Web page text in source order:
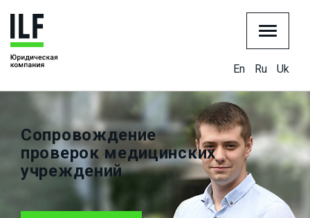
En Ru Uk
Сопровождение
проверок медицинских
учреждений